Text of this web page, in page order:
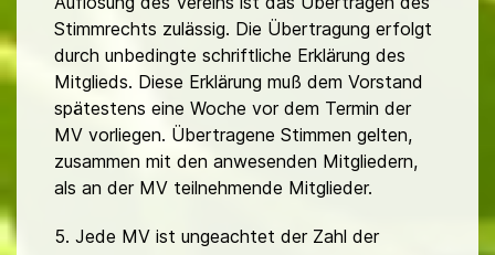
Stimmrechts zulässig. Die Übertragung erfolgt
durch unbedingte schriftliche Erklärung des
Mitglieds. Diese Erklärung muß dem Vorstand
spätestens eine Woche vor dem Termin der
MV vorliegen. Übertragene Stimmen gelten,
zusammen mit den anwesenden Mitgliedern,
als an der MV teilnehmende Mitglieder.
5. Jede MV ist ungeachtet der Zahl der